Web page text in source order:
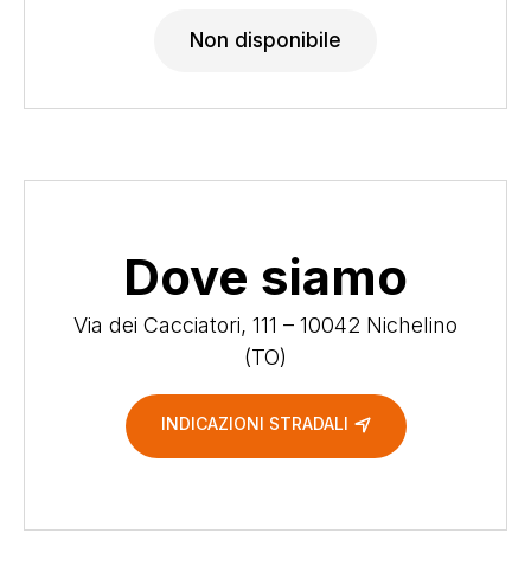
Non disponibile
Dove siamo
Via dei Cacciatori, 111 – 10042 Nichelino
(TO)
INDICAZIONI STRADALI